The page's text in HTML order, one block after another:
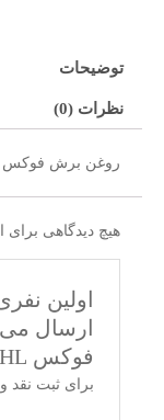
توضیحات
نظرات (0)
روغن برش فوکس ECOCOOL S-HL
هیچ دیدگاهی
اولین
ارسال
فوکس ECOCOOL S-HL”
برای ثبت نقد